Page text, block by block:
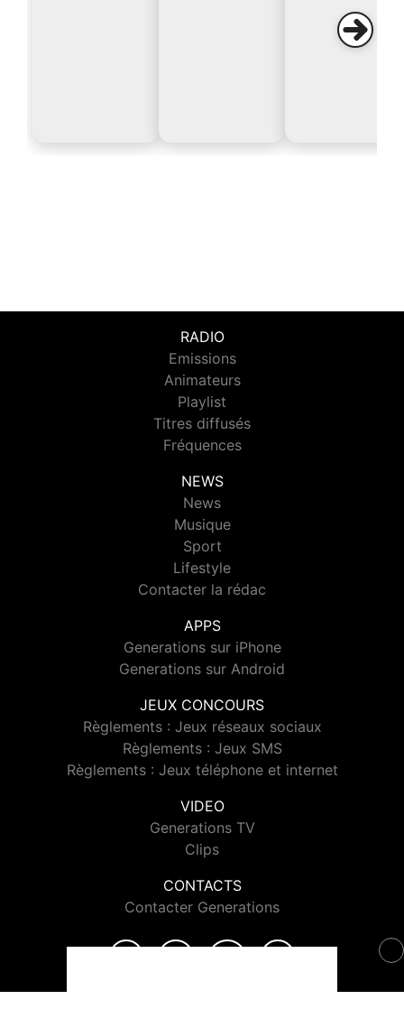
RADIO
Emissions
Animateurs
Playlist
Titres diffusés
Fréquences
NEWS
News
Musique
Sport
Lifestyle
Contacter la rédac
APPS
Generations sur iPhone
Generations sur Android
JEUX CONCOURS
Règlements : Jeux réseaux sociaux
Règlements : Jeux SMS
Règlements : Jeux téléphone et internet
VIDEO
Generations TV
Clips
CONTACTS
Contacter Generations